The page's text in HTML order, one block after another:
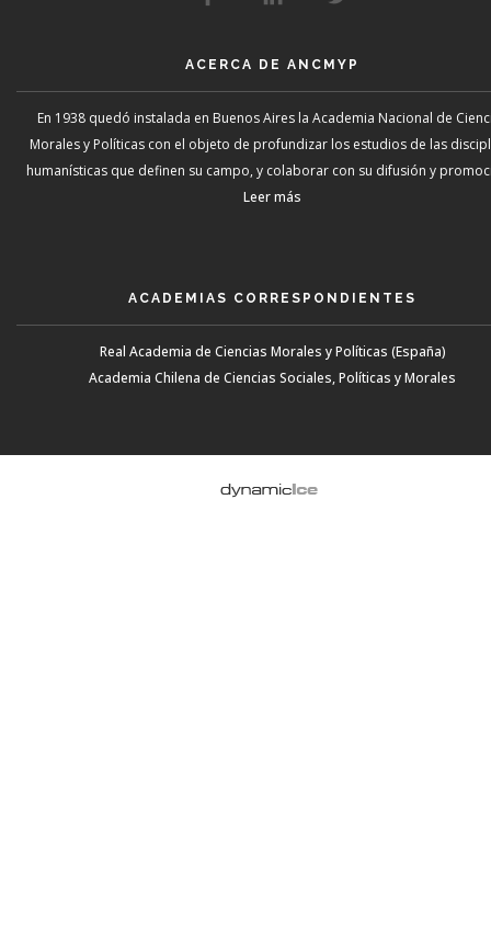
ACERCA DE ANCMYP
En 1938 quedó instalada en Buenos Aires la Academia Nacional de
Morales y Políticas con el objeto de profundizar los estudios de las
humanísticas que definen su campo, y colaborar con su difusión y
Leer más
ACADEMIAS CORRESPONDIENTES
Real Academia de Ciencias Morales y Políticas (España)
Academia Chilena de Ciencias Sociales, Políticas y Morales